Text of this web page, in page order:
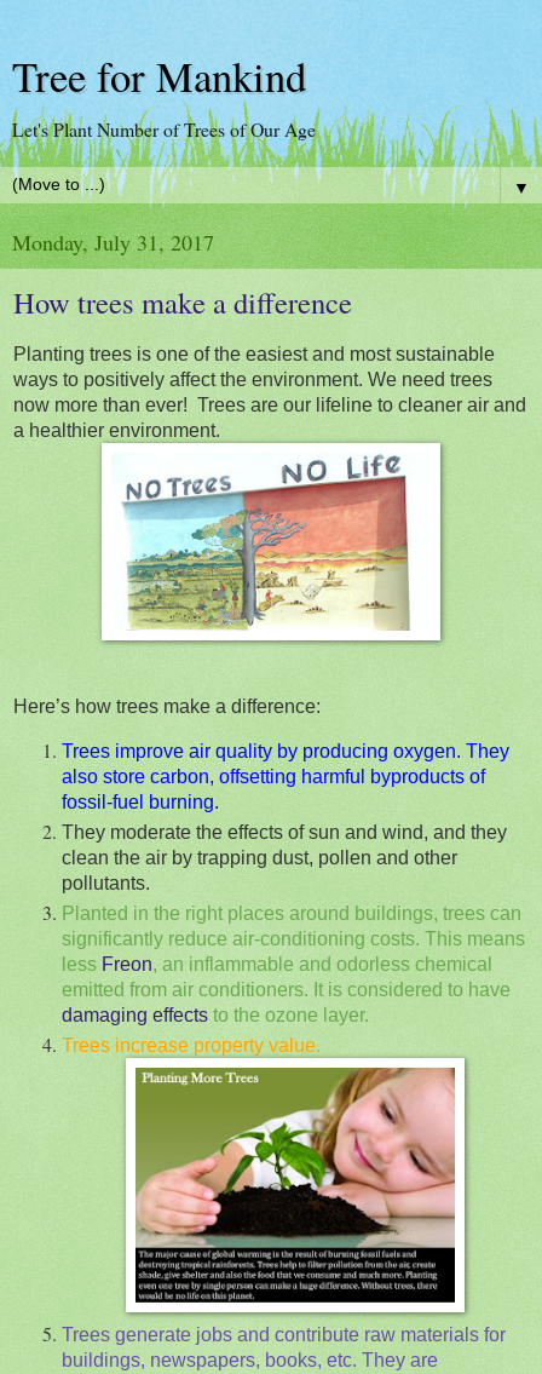
Tree for Mankind
Let's Plant Number of Trees of Our Age
▼
Monday, July 31, 2017
How trees make a difference
Planting trees is one of the easiest and most sustainable
ways to positively affect the environment. We need trees
now more than ever! Trees are our lifeline to cleaner air and
a healthier environment.
Here’s how trees make a difference:
Trees improve air quality by producing oxygen. They
also store carbon, offsetting harmful byproducts of
fossil-fuel burning.
They moderate the effects of sun and wind, and they
clean the air by trapping dust, pollen and other
pollutants.
Planted in the right places around buildings, trees can
significantly reduce air-conditioning costs. This means
less Freon, an inflammable and odorless chemical
emitted from air conditioners. It is considered to have
damaging effects to the ozone layer.
Trees increase property value.
Trees generate jobs and contribute raw materials for
buildings, newspapers, books, etc. They are